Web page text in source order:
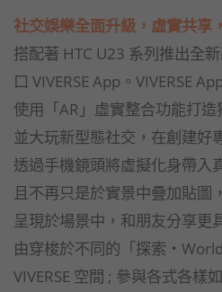
社交娛樂全面升級，虛實共享
搭配著 HTC U23 系列推出全
口 VIVERSE App。VIVERSE
使用「AR」虛實整合功能打
並大玩新型態社交，在創建好
透過手機鏡頭將虛擬化身帶入
且不再只是於實景中疊加貼圖
呈現於場景中，和朋友分享更
由穿梭於不同的「探索・
VIVERSE 空間 ; 參與各式各樣